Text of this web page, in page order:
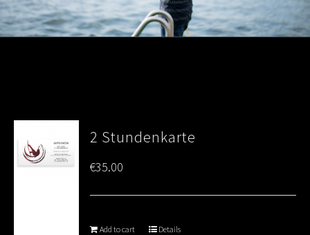
2 Stundenkarte
€35.00
Add to cart Details